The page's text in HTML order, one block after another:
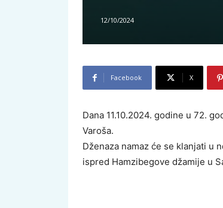
12/10/2024
Facebook X
Dana 11.10.2024. godine u 72.
Varoša.
Dženaza namaz će se klanjati u
ispred Hamzibegove džamije u